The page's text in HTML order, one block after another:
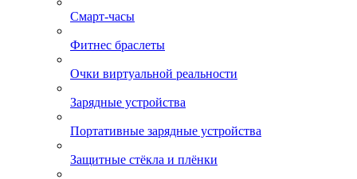
Смарт-часы
Фитнес браслеты
Очки виртуальной реальности
Зарядные устройства
Портативные зарядные устройства
Защитные стёкла и плёнки